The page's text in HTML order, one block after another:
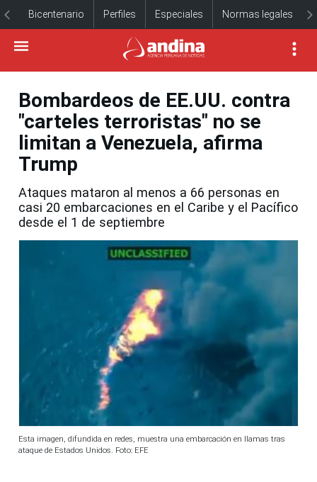
Bicentenario Perfiles Especiales Normas legales
Bombardeos de EE.UU. contra
"carteles terroristas" no se
limitan a Venezuela, afirma
Trump
Ataques mataron al menos a 66 personas en
casi 20 embarcaciones en el Caribe y el Pacífico
desde el 1 de septiembre
Esta imagen, difundida en redes, muestra una embarcación en llamas tras
ataque de Estados Unidos. Foto: EFE